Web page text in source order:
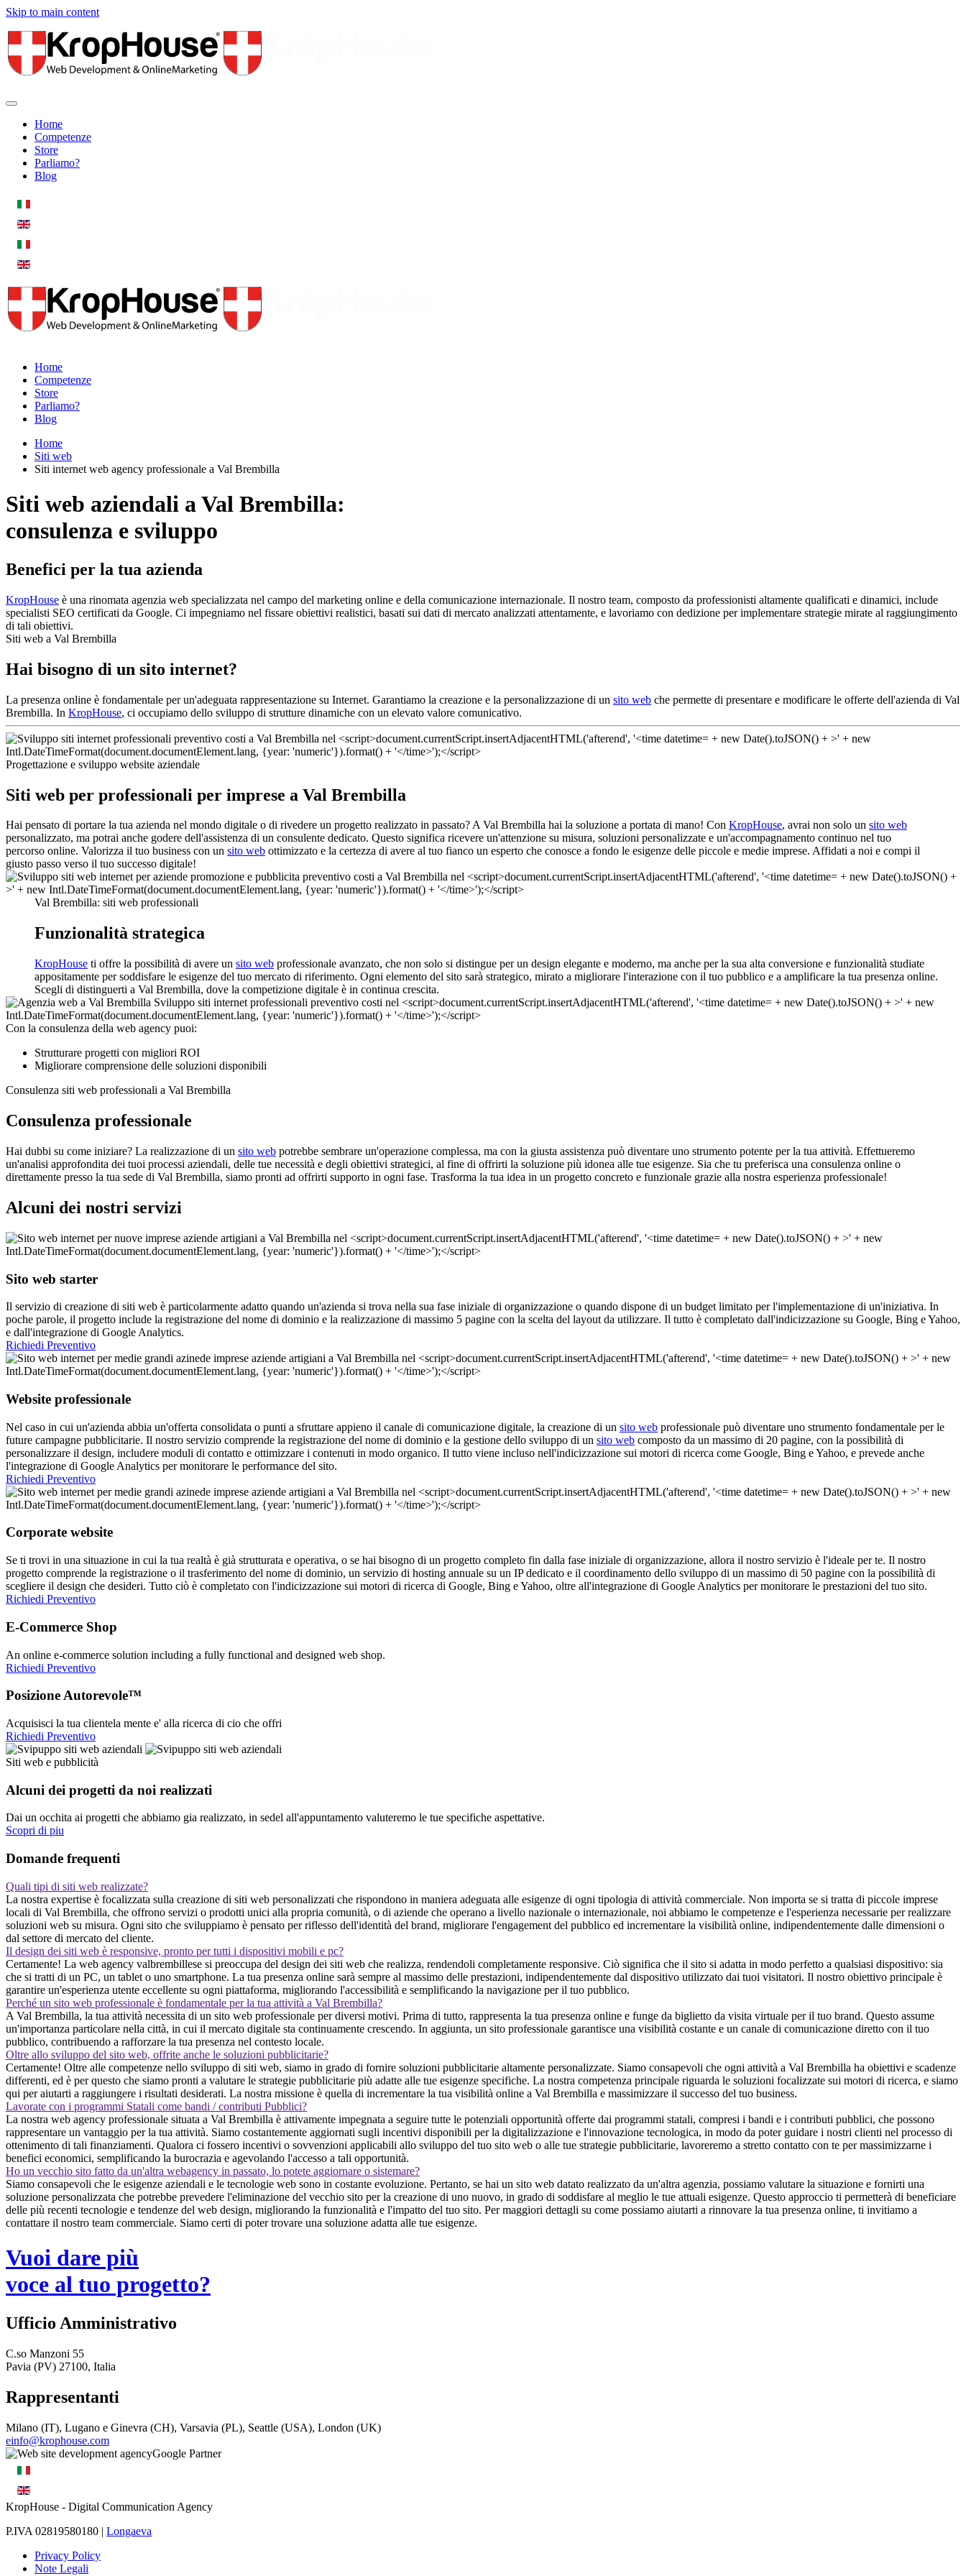
Skip to main content
Home
Competenze
Store
Parliamo?
Blog
Home
Competenze
Store
Parliamo?
Blog
Home
Siti web
Siti internet web agency professionale a Val Brembilla
Siti web aziendali a Val Brembilla:
consulenza e sviluppo
Benefici per la tua azienda
KropHouse è una rinomata agenzia web specializzata nel campo del marketing online e della comunicazione internazionale. Il nostro team, composto da professionisti altamente qualificati e dinamici, include
specialisti SEO certificati da Google. Ci impegniamo nel fissare obiettivi realistici, basati sui dati di mercato analizzati attentamente, e lavoriamo con dedizione per implementare strategie mirate al raggiungimento
di tali obiettivi.
Siti web a Val Brembilla
Hai bisogno di un sito internet?
La presenza online è fondamentale per un'adeguata rappresentazione su Internet. Garantiamo la creazione e la personalizzazione di un sito web che permette di presentare e modificare le offerte dell'azienda di Val
Brembilla. In KropHouse, ci occupiamo dello sviluppo di strutture dinamiche con un elevato valore comunicativo.
Progettazione e sviluppo website aziendale
Siti web per professionali per imprese a Val Brembilla
Hai pensato di portare la tua azienda nel mondo digitale o di rivedere un progetto realizzato in passato? A Val Brembilla hai la soluzione a portata di mano! Con KropHouse, avrai non solo un sito web
personalizzato, ma potrai anche godere dell'assistenza di un consulente dedicato. Questo significa ricevere un'attenzione su misura, soluzioni personalizzate e un'accompagnamento continuo nel tuo
percorso online. Valorizza il tuo business con un sito web ottimizzato e la certezza di avere al tuo fianco un esperto che conosce a fondo le esigenze delle piccole e medie imprese. Affidati a noi e compi il
giusto passo verso il tuo successo digitale!
Val Brembilla: siti web professionali
Funzionalità strategica
KropHouse ti offre la possibilità di avere un sito web professionale avanzato, che non solo si distingue per un design elegante e moderno, ma anche per la sua alta conversione e funzionalità studiate
appositamente per soddisfare le esigenze del tuo mercato di riferimento. Ogni elemento del sito sarà strategico, mirato a migliorare l'interazione con il tuo pubblico e a amplificare la tua presenza online.
Scegli di distinguerti a Val Brembilla, dove la competizione digitale è in continua crescita.
Con la consulenza della web agency puoi:
Strutturare progetti con migliori ROI
Migliorare comprensione delle soluzioni disponibili
Consulenza siti web professionali a Val Brembilla
Consulenza professionale
Hai dubbi su come iniziare? La realizzazione di un sito web potrebbe sembrare un'operazione complessa, ma con la giusta assistenza può diventare uno strumento potente per la tua attività. Effettueremo
un'analisi approfondita dei tuoi processi aziendali, delle tue necessità e degli obiettivi strategici, al fine di offrirti la soluzione più idonea alle tue esigenze. Sia che tu preferisca una consulenza online o
direttamente presso la tua sede di Val Brembilla, siamo pronti ad offrirti supporto in ogni fase. Trasforma la tua idea in un progetto concreto e funzionale grazie alla nostra esperienza professionale!
Alcuni dei nostri servizi
Sito web starter
Il servizio di creazione di siti web è particolarmente adatto quando un'azienda si trova nella sua fase iniziale di organizzazione o quando dispone di un budget limitato per l'implementazione di un'iniziativa. In
poche parole, il progetto include la registrazione del nome di dominio e la realizzazione di massimo 5 pagine con la scelta del layout da utilizzare. Il tutto è completato dall'indicizzazione su Google, Bing e Yahoo,
e dall'integrazione di Google Analytics.
Richiedi Preventivo
Website professionale
Nel caso in cui un'azienda abbia un'offerta consolidata o punti a sfruttare appieno il canale di comunicazione digitale, la creazione di un sito web professionale può diventare uno strumento fondamentale per le
future campagne pubblicitarie. Il nostro servizio comprende la registrazione del nome di dominio e la gestione dello sviluppo di un sito web composto da un massimo di 20 pagine, con la possibilità di
personalizzare il design, includere moduli di contatto e ottimizzare i contenuti in modo organico. Il tutto viene incluso nell'indicizzazione sui motori di ricerca come Google, Bing e Yahoo, e prevede anche
l'integrazione di Google Analytics per monitorare le performance del sito.
Richiedi Preventivo
Corporate website
Se ti trovi in una situazione in cui la tua realtà è già strutturata e operativa, o se hai bisogno di un progetto completo fin dalla fase iniziale di organizzazione, allora il nostro servizio è l'ideale per te. Il nostro
progetto comprende la registrazione o il trasferimento del nome di dominio, un servizio di hosting annuale su un IP dedicato e il coordinamento dello sviluppo di un massimo di 50 pagine con la possibilità di
scegliere il design che desideri. Tutto ciò è completato con l'indicizzazione sui motori di ricerca di Google, Bing e Yahoo, oltre all'integrazione di Google Analytics per monitorare le prestazioni del tuo sito.
Richiedi Preventivo
E-Commerce Shop
An online e-commerce solution including a fully functional and designed web shop.
Richiedi Preventivo
Posizione Autorevole™
Acquisisci la tua clientela mente e' alla ricerca di cio che offri
Richiedi Preventivo
Siti web e pubblicità
Alcuni dei progetti da noi realizzati
Dai un occhita ai progetti che abbiamo gia realizzato, in sedel all'appuntamento valuteremo le tue specifiche aspettative.
Scopri di piu
Domande frequenti
Quali tipi di siti web realizzate?
La nostra expertise è focalizzata sulla creazione di siti web personalizzati che rispondono in maniera adeguata alle esigenze di ogni tipologia di attività commerciale. Non importa se si tratta di piccole imprese
locali di Val Brembilla, che offrono servizi o prodotti unici alla propria comunità, o di aziende che operano a livello nazionale o internazionale, noi abbiamo le competenze e l'esperienza necessarie per realizzare
soluzioni web su misura. Ogni sito che sviluppiamo è pensato per riflesso dell'identità del brand, migliorare l'engagement del pubblico ed incrementare la visibilità online, indipendentemente dalle dimensioni o
dal settore di mercato del cliente.
Il design dei siti web è responsive, pronto per tutti i dispositivi mobili e pc?
Certamente! La web agency valbrembillese si preoccupa del design dei siti web che realizza, rendendoli completamente responsive. Ciò significa che il sito si adatta in modo perfetto a qualsiasi dispositivo: sia
che si tratti di un PC, un tablet o uno smartphone. La tua presenza online sarà sempre al massimo delle prestazioni, indipendentemente dal dispositivo utilizzato dai tuoi visitatori. Il nostro obiettivo principale è
garantire un'esperienza utente eccellente su ogni piattaforma, migliorando l'accessibilità e semplificando la navigazione per il tuo pubblico.
Perché un sito web professionale è fondamentale per la tua attività a Val Brembilla?
A Val Brembilla, la tua attività necessita di un sito web professionale per diversi motivi. Prima di tutto, rappresenta la tua presenza online e funge da biglietto da visita virtuale per il tuo brand. Questo assume
un'importanza particolare nella città, in cui il mercato digitale sta continuamente crescendo. In aggiunta, un sito professionale garantisce una visibilità costante e un canale di comunicazione diretto con il tuo
pubblico, contribuendo a rafforzare la tua presenza nel contesto locale.
Oltre allo sviluppo del sito web, offrite anche le soluzioni pubblicitarie?
Certamente! Oltre alle competenze nello sviluppo di siti web, siamo in grado di fornire soluzioni pubblicitarie altamente personalizzate. Siamo consapevoli che ogni attività a Val Brembilla ha obiettivi e scadenze
differenti, ed è per questo che siamo pronti a valutare le strategie pubblicitarie più adatte alle tue esigenze specifiche. La nostra competenza principale riguarda le soluzioni focalizzate sui motori di ricerca, e siamo
qui per aiutarti a raggiungere i risultati desiderati. La nostra missione è quella di incrementare la tua visibilità online a Val Brembilla e massimizzare il successo del tuo business.
Lavorate con i programmi Statali come bandi / contributi Pubblici?
La nostra web agency professionale situata a Val Brembilla è attivamente impegnata a seguire tutte le potenziali opportunità offerte dai programmi statali, compresi i bandi e i contributi pubblici, che possono
rappresentare un vantaggio per la tua attività. Siamo costantemente aggiornati sugli incentivi disponibili per la digitalizzazione e l'innovazione tecnologica, in modo da poter guidare i nostri clienti nel processo di
ottenimento di tali finanziamenti. Qualora ci fossero incentivi o sovvenzioni applicabili allo sviluppo del tuo sito web o alle tue strategie pubblicitarie, lavoreremo a stretto contatto con te per massimizzarne i
benefici economici, semplificando la burocrazia e agevolando l'accesso a tali opportunità.
Ho un vecchio sito fatto da un'altra webagency in passato, lo potete aggiornare o sistemare?
Siamo consapevoli che le esigenze aziendali e le tecnologie web sono in costante evoluzione. Pertanto, se hai un sito web datato realizzato da un'altra agenzia, possiamo valutare la situazione e fornirti una
soluzione personalizzata che potrebbe prevedere l'eliminazione del vecchio sito per la creazione di uno nuovo, in grado di soddisfare al meglio le tue attuali esigenze. Questo approccio ti permetterà di beneficiare
delle più recenti tecnologie e tendenze del web design, migliorando la funzionalità e l'impatto del tuo sito. Per maggiori dettagli su come possiamo aiutarti a rinnovare la tua presenza online, ti invitiamo a
contattare il nostro team commerciale. Siamo certi di poter trovare una soluzione adatta alle tue esigenze.
Vuoi dare più
voce al tuo progetto?
Ufficio Amministrativo
C.so Manzoni 55
Pavia (PV) 27100, Italia
Rappresentanti
Milano (IT), Lugano e Ginevra (CH), Varsavia (PL), Seattle (USA), London (UK)
einfo@krophouse.com
KropHouse - Digital Communication Agency
P.IVA 02819580180 | Longaeva
Privacy Policy
Note Legali